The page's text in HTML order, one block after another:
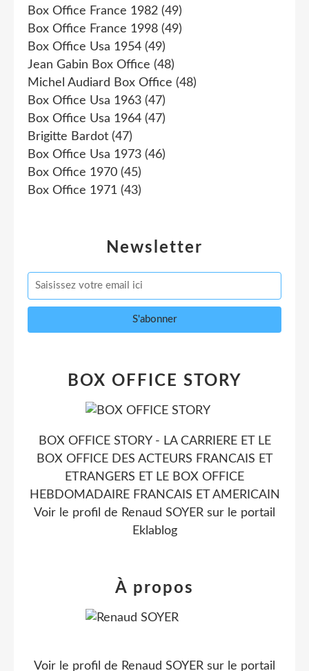
Newsletter
Box Office France 1982 (49)
Box Office France 1998 (49)
Box Office Usa 1954 (49)
Jean Gabin Box Office (48)
Michel Audiard Box Office (48)
Box Office Usa 1963 (47)
Box Office Usa 1964 (47)
Brigitte Bardot (47)
Box Office Usa 1973 (46)
Box Office 1970 (45)
Box Office 1971 (43)
BOX OFFICE STORY
BOX OFFICE STORY - LA CARRIERE ET LE
BOX OFFICE DES ACTEURS FRANCAIS ET
ETRANGERS ET LE BOX OFFICE
HEBDOMADAIRE FRANCAIS ET AMERICAIN
Voir le profil de Renaud SOYER sur le portail
Eklablog
À propos
Voir le profil de Renaud SOYER sur le portail